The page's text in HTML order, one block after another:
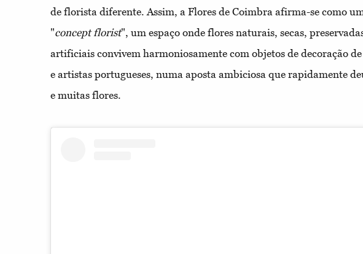
de florista diferente. Assim, a Flores de Coimbra afirma-se como
"concept florist", um espaço onde flores naturais, secas,
artificiais convivem harmoniosamente com objetos de decoração
e artistas portugueses, numa aposta ambiciosa que rapidamente
e muitas flores.